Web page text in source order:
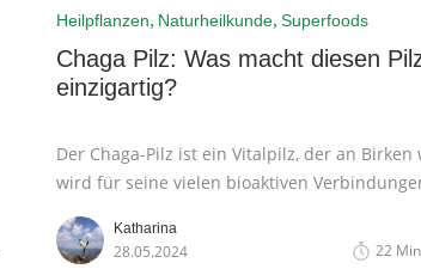
Heilpflanzen, Naturheilkunde, Superfoods
Chaga Pilz: Was macht diesen
einzigartig?
Der Chaga-Pilz ist ein Vitalpilz, der an Birken
wird für seine vielen bioaktiven
und hat eine lange Tradition in der
Katharina
28.05.2024 22